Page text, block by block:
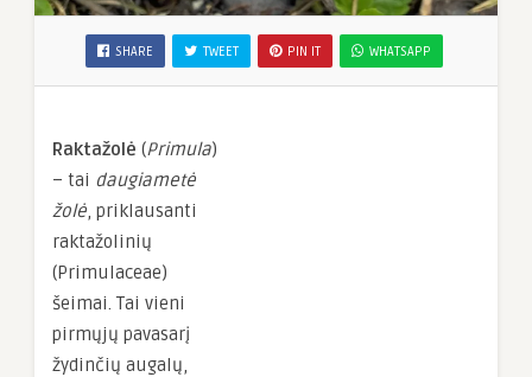
SHARE TWEET PIN IT WHATSAPP
Raktažolė (Primula)
– tai daugiametė
žolė, priklausanti
raktažolinių
(Primulaceae)
šeimai. Tai vieni
pirmųjų pavasarį
žydinčių augalų,